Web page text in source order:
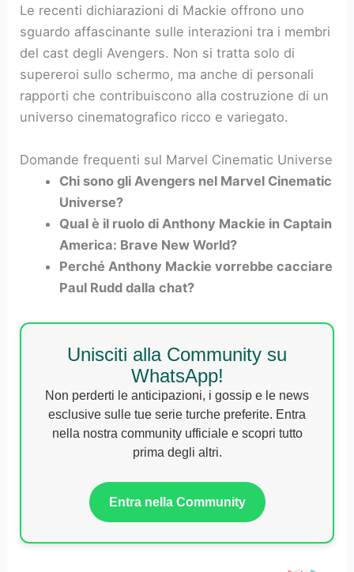
Le recenti dichiarazioni di Mackie offrono uno
sguardo affascinante sulle interazioni tra i membri
del cast degli Avengers. Non si tratta solo di
supereroi sullo schermo, ma anche di personali
rapporti che contribuiscono alla costruzione di un
universo cinematografico ricco e variegato.
Domande frequenti sul Marvel Cinematic Universe
Chi sono gli Avengers nel Marvel Cinematic
Universe?
Qual è il ruolo di Anthony Mackie in Captain
America: Brave New World?
Perché Anthony Mackie vorrebbe cacciare
Paul Rudd dalla chat?
Unisciti alla Community su
WhatsApp!
Non perderti le anticipazioni, i gossip e le news
esclusive sulle tue serie turche preferite. Entra
nella nostra community ufficiale e scopri tutto
prima degli altri.
Entra nella Community